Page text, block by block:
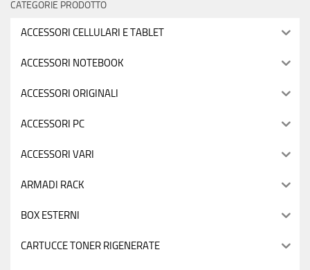
CATEGORIE PRODOTTO
ACCESSORI CELLULARI E TABLET
ACCESSORI NOTEBOOK
ACCESSORI ORIGINALI
ACCESSORI PC
ACCESSORI VARI
ARMADI RACK
BOX ESTERNI
CARTUCCE TONER RIGENERATE